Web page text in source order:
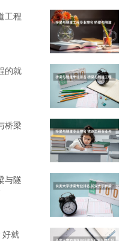
工程
的就
桥梁
与隧
好就